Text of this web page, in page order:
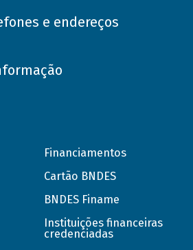
e endereços
Financiamentos
Cartão BNDES
BNDES Finame
Instituições financeiras
credenciadas